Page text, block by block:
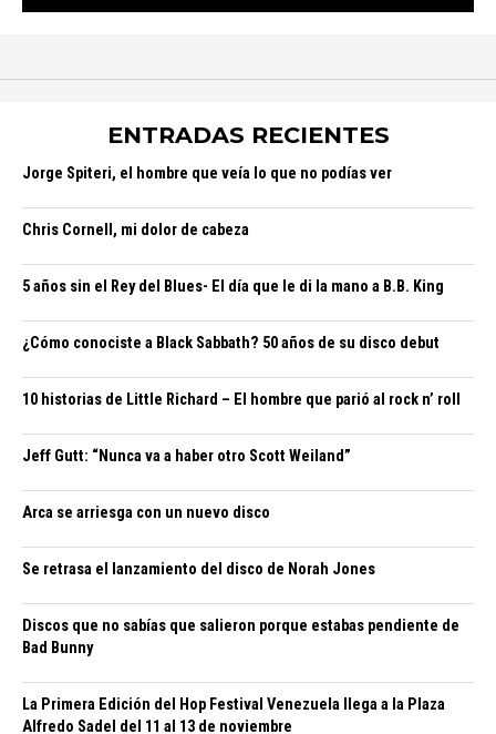
ENTRADAS RECIENTES
Jorge Spiteri, el hombre que veía lo que no podías ver
Chris Cornell, mi dolor de cabeza
5 años sin el Rey del Blues- El día que le di la mano a B.B. King
¿Cómo conociste a Black Sabbath? 50 años de su disco debut
10 historias de Little Richard – El hombre que parió al rock n’ roll
Jeff Gutt: “Nunca va a haber otro Scott Weiland”
Arca se arriesga con un nuevo disco
Se retrasa el lanzamiento del disco de Norah Jones
Discos que no sabías que salieron porque estabas pendiente de
Bad Bunny
La Primera Edición del Hop Festival Venezuela llega a la Plaza
Alfredo Sadel del 11 al 13 de noviembre